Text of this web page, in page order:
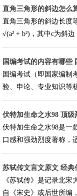
直角三角形的斜边怎么
直角三角形的斜边长度
√(a² + b²)，其中c为斜
国编考试的内容有哪些
国编考试（即国家编制
验、申论、专业知识等
伏特加生命之水98 顶级
伏特加生命之水98是一
口感和强劲烈度著称，
苏轼传文言文原文 经
《苏轼传》是记录北
自《宋史》或后世所编